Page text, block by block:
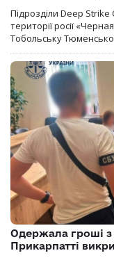
Підрозділи Deep
території росії
Тобольську
Одержала гроші з
Прикарпатті